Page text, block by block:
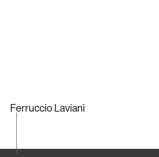
Ferruccio Laviani